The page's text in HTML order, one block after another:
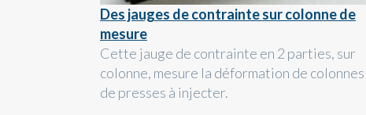
Des jauges de contrainte sur colonne de
mesure
Cette jauge de contrainte en 2 parties, sur
colonne, mesure la déformation de colonnes
de presses à injecter.